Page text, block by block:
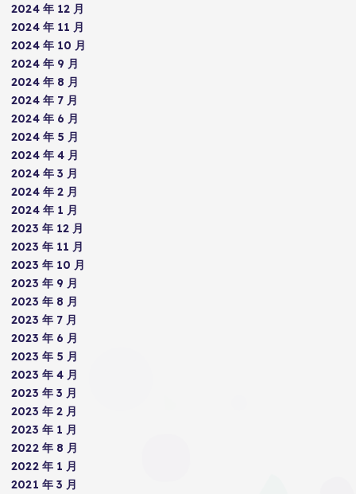
2024 年 12 月
2024 年 11 月
2024 年 10 月
2024 年 9 月
2024 年 8 月
2024 年 7 月
2024 年 6 月
2024 年 5 月
2024 年 4 月
2024 年 3 月
2024 年 2 月
2024 年 1 月
2023 年 12 月
2023 年 11 月
2023 年 10 月
2023 年 9 月
2023 年 8 月
2023 年 7 月
2023 年 6 月
2023 年 5 月
2023 年 4 月
2023 年 3 月
2023 年 2 月
2023 年 1 月
2022 年 8 月
2022 年 1 月
2021 年 3 月